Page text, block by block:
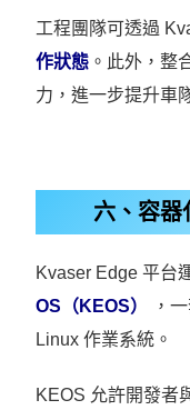
工程團隊可透過
作狀態 。此外，整
力，進一步提升車
六、容器
Kvaser Edge 平台
OS（KEOS）
，
Linux 作業系統。
KEOS 允許開發者